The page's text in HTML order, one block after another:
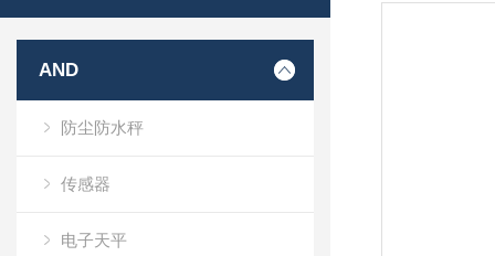
AND
防尘防水秤
传感器
电子天平